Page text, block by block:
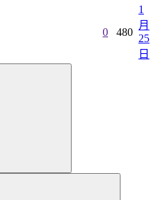
0 480
1
月
25
日